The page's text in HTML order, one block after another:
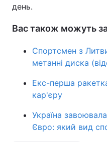
день.
Вас також можуть
Спортсмен з
метанні диска
Екс-перша
кар'єру
Україна
Євро: який вид